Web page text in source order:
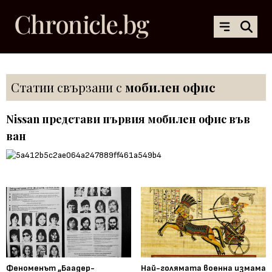
Статии свързани с мобилен офис
Nissan представи първия мобилен офис във
ван
Феноменът „Баадер- Най-голямата военна измама